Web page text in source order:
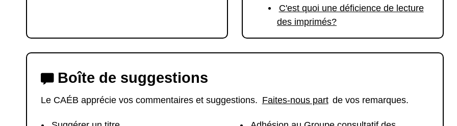
C'est quoi une déficience de lecture
des imprimés?
Boîte de suggestions
Le CAÉB apprécie vos commentaires et suggestions. Faites-nous part de vos remarques.